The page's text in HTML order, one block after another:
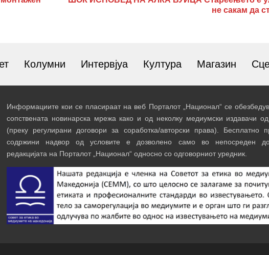
не сакам да
Колумни Интервјуа Култура Магазин
Информациите кои се пласираат на веб Порталот „Национал“ се
сопствената новинарска мрежа како и од неколку медиумски издавачи
(преку регулирани договори за соработка/авторски права). Бесплатно
содржини надвор од условите е дозволено само во непосреден
редакцијата на Порталот „Национал“ односно со одговорниот уредник.